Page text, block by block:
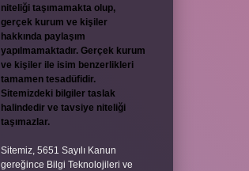
niteliği taşımamakta olup,
gerçek kurum ve kişiler
hakkında paylaşım
yapılmamaktadır. Gerçek kurum
ve kişiler ile isim benzerlikleri
tamamen tesadüfidir.
Sitemizdeki bilgiler taslak
halindedir ve tavsiye niteliği
taşımazlar.
Sitemiz, 5651 Sayılı Kanun
gereğince Bilgi Teknolojileri ve